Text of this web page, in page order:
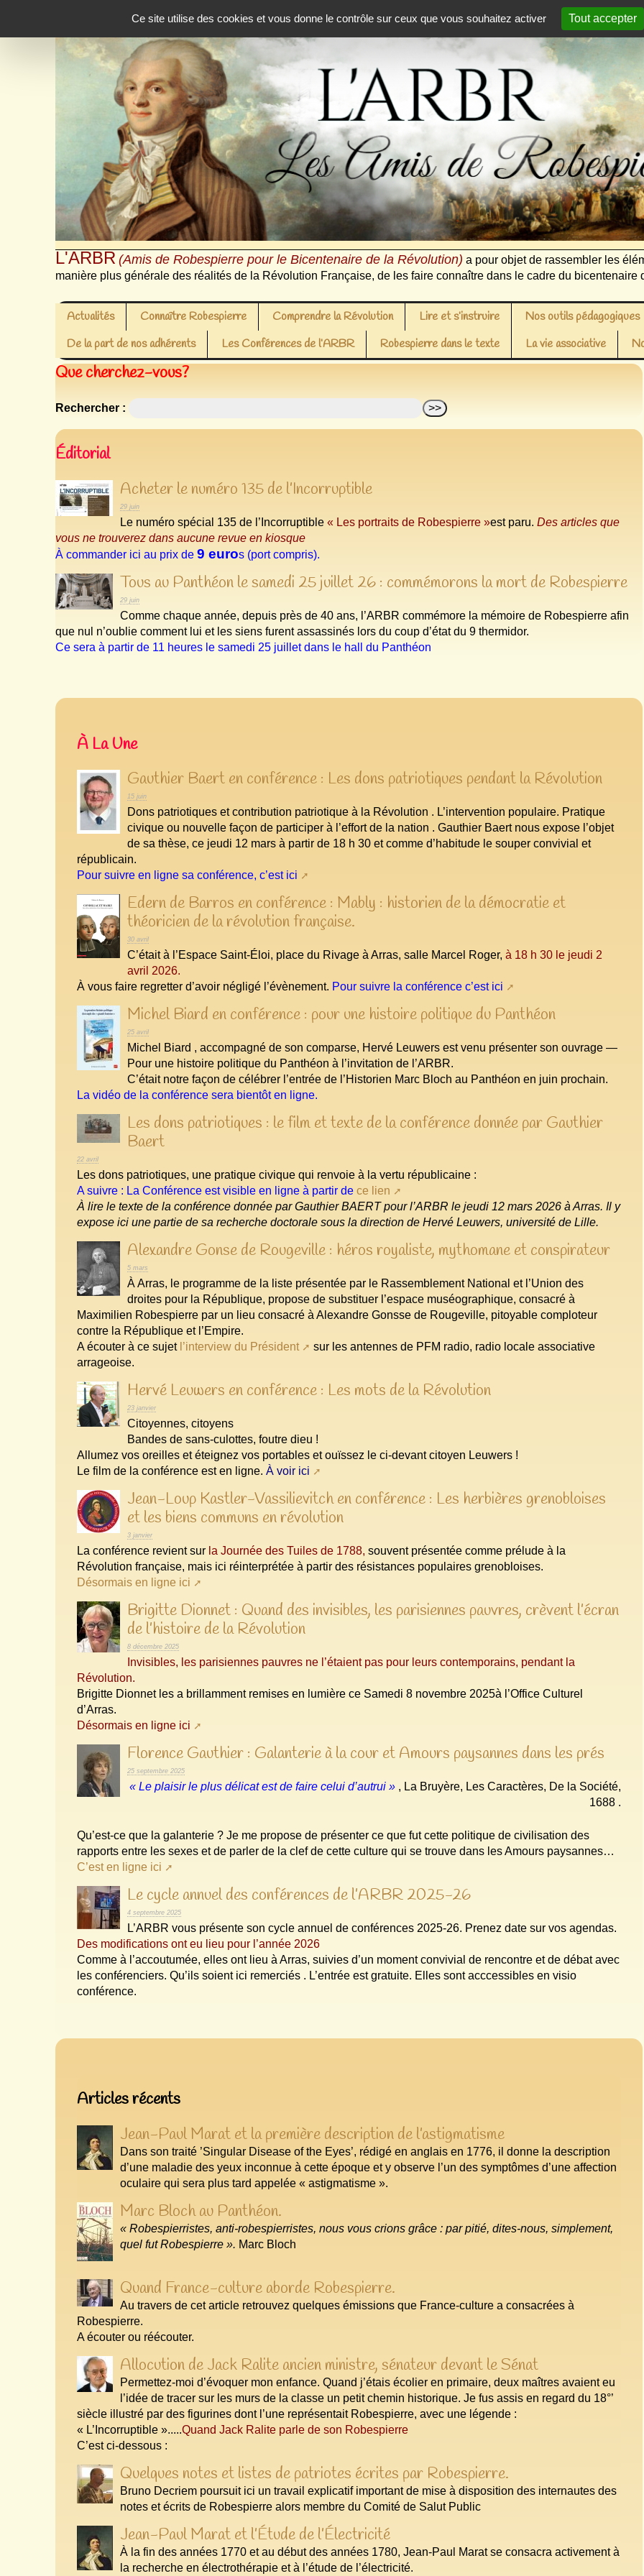
Ce site utilise des cookies et vous donne le contrôle sur ceux que vous souhaitez activer
Tout accepter
L'ARBR (Amis de Robespierre pour le Bicentenaire de la Révolution) a pour objet de rassembler les
manière plus générale des réalités de la Révolution Française, de les faire connaître dans le cadre du bicentenaire
Actualités Connaître Robespierre Comprendre la Révolution Lire et s’instruire Nos outils pédagogiques
De la part de nos adhérents
Les Conférences de l’ARBR Robespierre dans le texte La vie associative
Que cherchez-vous?
Rechercher :
Éditorial
Acheter le numéro 135 de l’Incorruptible
29 juin
Le numéro spécial 135 de l’Incorruptible« Les portraits de Robespierre »est paru.Des articles que
vous ne trouverez dans aucune revue en kiosque
À commander ici au prix de9 euros (port compris).
Tous au Panthéon le samedi 25 juillet 26 : commémorons la mort de Robespierre
29 juin
Comme chaque année, depuis près de 40 ans, l’ARBR commémore la mémoire de Robespierre afin
que nul n’oublie comment lui et les siens furent assassinés lors du coup d’état du 9 thermidor.
Ce sera à partir de 11 heures le samedi 25 juillet dans le hall du Panthéon
À La Une
Gauthier Baert en conférence : Les dons patriotiques pendant la Révolution
15 juin
Dons patriotiques et contribution patriotique à la Révolution . L’intervention populaire. Pratique
civique ou nouvelle façon de participer à l’effort de la nation . Gauthier Baert nous expose l’objet
de sa thèse, ce jeudi 12 mars à partir de 18 h 30 et comme d’habitude le souper convivial et
républicain.
Pour suivre en ligne sa conférence, c’est ici
Edern de Barros en conférence : Mably : historien de la démocratie et
théoricien de la révolution française.
30 avril
C’était à l’Espace Saint-Éloi, place du Rivage à Arras, salle Marcel Roger,à 18 h 30 le jeudi 2
avril 2026.
À vous faire regretter d’avoir négligé l’évènement. Pour suivre la conférence c’est ici
Michel Biard en conférence : pour une histoire politique du Panthéon
25 avril
Michel Biard , accompagné de son comparse, Hervé Leuwers est venu présenter son ouvrage —
Pour une histoire politique du Panthéon à l’invitation de l’ARBR.
C’était notre façon de célébrer l’entrée de l’Historien Marc Bloch au Panthéon en juin prochain.
La vidéo de la conférence sera bientôt en ligne.
Les dons patriotiques : le film et texte de la conférence donnée par Gauthier
Baert
22 avril
Les dons patriotiques, une pratique civique qui renvoie à la vertu républicaine :
A suivre : La Conférence est visible en ligne à partir de ce lien
À lire le texte de la conférence donnée par Gauthier BAERT pour l’ARBR le jeudi 12 mars 2026 à Arras. Il y
expose ici une partie de sa recherche doctorale sous la direction de Hervé Leuwers, université de Lille.
Alexandre Gonse de Rougeville : héros royaliste, mythomane et conspirateur
5 mars
À Arras, le programme de la liste présentée par le Rassemblement National et l’Union des
droites pour la République, propose de substituer l’espace muséographique, consacré à
Maximilien Robespierre par un lieu consacré à Alexandre Gonsse de Rougeville, pitoyable comploteur
contre la République et l’Empire.
A écouter à ce sujet l’interview du Président
sur les antennes de PFM radio, radio locale associative
arrageoise.
Hervé Leuwers en conférence : Les mots de la Révolution
23 janvier
Citoyennes, citoyens
Bandes de sans-culottes, foutre dieu !
Allumez vos oreilles et éteignez vos portables et ouïssez le ci-devant citoyen Leuwers !
Le film de la conférence est en ligne.À voir ici
Jean-Loup Kastler-Vassilievitch en conférence : Les herbières grenobloises
et les biens communs en révolution
3 janvier
La conférence revient sur la Journée des Tuiles de 1788, souvent présentée comme prélude à la
Révolution française, mais ici réinterprétée à partir des résistances populaires grenobloises.
Désormais en ligne ici
Brigitte Dionnet : Quand des invisibles, les parisiennes pauvres, crèvent l’écran
de l’histoire de la Révolution
8 décembre 2025
Invisibles, les parisiennes pauvres ne l’étaient pas pour leurs contemporains, pendant la
Révolution.
Brigitte Dionnet les a brillamment remises en lumière ce Samedi 8 novembre 2025à l’Office Culturel
d’Arras.
Désormais en ligne ici
Florence Gauthier : Galanterie à la cour et Amours paysannes dans les prés
25 septembre 2025
« Le plaisir le plus délicat est de faire celui d’autrui » , La Bruyère, Les Caractères, De la Société,
1688 .
Qu’est-ce que la galanterie ? Je me propose de présenter ce que fut cette politique de civilisation des
rapports entre les sexes et de parler de la clef de cette culture qui se trouve dans les Amours paysannes…
C’est en ligne ici
Le cycle annuel des conférences de l’ARBR 2025-26
4 septembre 2025
L’ARBR vous présente son cycle annuel de conférences 2025-26. Prenez date sur vos agendas.
Des modifications ont eu lieu pour l’année 2026
Comme à l’accoutumée, elles ont lieu à Arras, suivies d’un moment convivial de rencontre et de débat avec
les conférenciers. Qu’ils soient ici remerciés . L’entrée est gratuite. Elles sont acccessibles en visio
conférence.
Articles les plus récents
Articles récents
Jean-Paul Marat et la première description de l’astigmatisme
Dans son traité ’Singular Disease of the Eyes’, rédigé en anglais en 1776, il donne la description
d’une maladie des yeux inconnue à cette époque et y observe l’un des symptômes d’une affection
oculaire qui sera plus tard appelée « astigmatisme ».
Marc Bloch au Panthéon.
« Robespierristes, anti-robespierristes, nous vous crions grâce : par pitié, dites‑nous, simplement,
quel fut Robespierre ». Marc Bloch
Quand France-culture aborde Robespierre.
Au travers de cet article retrouvez quelques émissions que France-culture a consacrées à
Robespierre.
A écouter ou réécouter.
Allocution de Jack Ralite ancien ministre, sénateur devant le Sénat
Permettez-moi d’évoquer mon enfance. Quand j’étais écolier en primaire, deux maîtres avaient eu
l’idée de tracer sur les murs de la classe un petit chemin historique. Je fus assis en regard du 18°’
siècle illustré par des figurines dont l’une représentait Robespierre, avec une légende :
« L’Incorruptible ».....Quand Jack Ralite parle de son Robespierre
C’est ci-dessous :
Quelques notes et listes de patriotes écrites par Robespierre.
Bruno Decriem poursuit ici un travail explicatif important de mise à disposition des internautes des
notes et écrits de Robespierre alors membre du Comité de Salut Public
Jean-Paul Marat et l’Étude de l’Électricité
À la fin des années 1770 et au début des années 1780, Jean-Paul Marat se consacra activement à
la recherche en électrothérapie et à l’étude de l’électricité.